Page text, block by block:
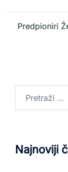
Predpioniri
Najnoviji